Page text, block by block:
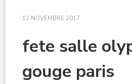
12 NOVEMBRE 2017
fete salle
gouge paris